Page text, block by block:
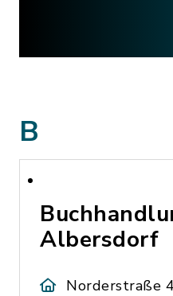
B
Albersdorf
Norderstraße